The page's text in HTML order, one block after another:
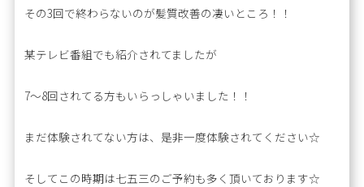
その3回で終わらないのが髪質改善の凄いところ！！
某テレビ番組でも紹介されてましたが
7〜8回されてる方もいらっしゃいました！！
まだ体験されてない方は、是非一度体験されてください☆
そしてこの時期は七五三のご予約も多く頂いております☆